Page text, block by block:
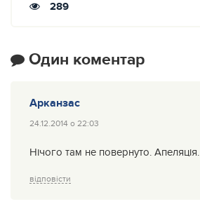
289
Один коментар
Арканзас
24.12.2014 о 22:03
Нічого там не повернуто. Апеляція.
відповісти